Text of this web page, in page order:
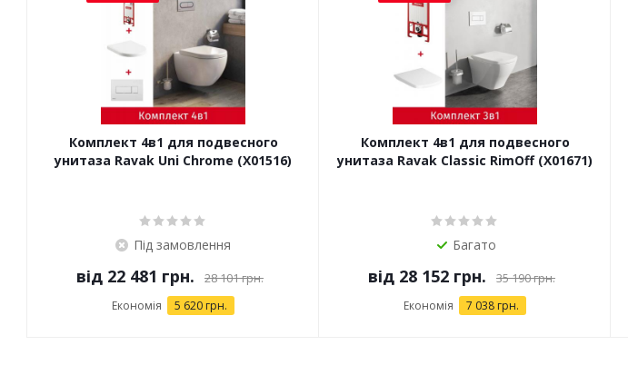
Комплект 4в1 для подвесного
унитаза Ravak Uni Chrome (X01516)
Під замовлення
від 22 481 грн. 28 101 грн.
Економія 5 620 грн.
Комплект 4в1 для подвесного
унитаза Ravak Classic RimOff (X01671)
Багато
від 28 152 грн. 35 190 грн.
Економія 7 038 грн.